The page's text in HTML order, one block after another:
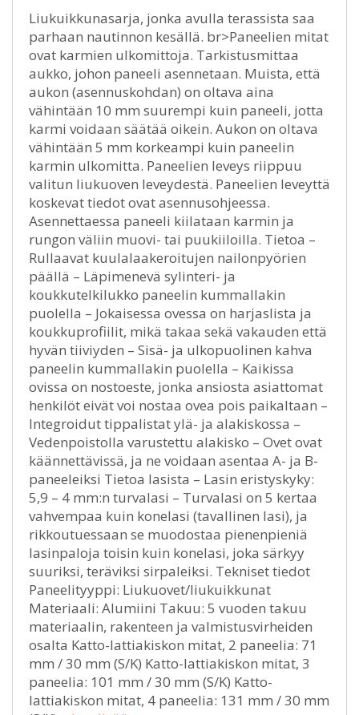
Liukuikkunasarja, jonka avulla terassista saa
parhaan nautinnon kesällä. br>Paneelien mitat
ovat karmien ulkomittoja. Tarkistusmittaa
aukko, johon paneeli asennetaan. Muista, että
aukon (asennuskohdan) on oltava aina
vähintään 10 mm suurempi kuin paneeli, jotta
karmi voidaan säätää oikein. Aukon on oltava
vähintään 5 mm korkeampi kuin paneelin
karmin ulkomitta. Paneelien leveys riippuu
valitun liukuoven leveydestä. Paneelien leveyttä
koskevat tiedot ovat asennusohjeessa.
Asennettaessa paneeli kiilataan karmin ja
rungon väliin muovi- tai puukiiloilla. Tietoa –
Rullaavat kuulalaakeroitujen nailonpyörien
päällä – Läpimenevä sylinteri- ja
koukkutelkilukko paneelin kummallakin
puolella – Jokaisessa ovessa on harjaslista ja
koukkuprofiilit, mikä takaa sekä vakauden että
hyvän tiiviyden – Sisä- ja ulkopuolinen kahva
paneelin kummallakin puolella – Kaikissa
ovissa on nostoeste, jonka ansiosta asiattomat
henkilöt eivät voi nostaa ovea pois paikaltaan –
Integroidut tippalistat ylä- ja alakiskossa –
Vedenpoistolla varustettu alakisko – Ovet ovat
käännettävissä, ja ne voidaan asentaa A- ja B-
paneeleiksi Tietoa lasista – Lasin eristyskyky:
5,9 – 4 mm:n turvalasi – Turvalasi on 5 kertaa
vahvempaa kuin konelasi (tavallinen lasi), ja
rikkoutuessaan se muodostaa pienenpieniä
lasinpaloja toisin kuin konelasi, joka särkyy
suuriksi, teräviksi sirpaleiksi. Tekniset tiedot
Paneelityyppi: Liukuovet/liukuikkunat
Materiaali: Alumiini Takuu: 5 vuoden takuu
materiaalin, rakenteen ja valmistusvirheiden
osalta Katto-lattiakiskon mitat, 2 paneelia: 71
mm / 30 mm (S/K) Katto-lattiakiskon mitat, 3
paneelia: 101 mm / 30 mm (S/K) Katto-
lattiakiskon mitat, 4 paneelia: 131 mm / 30 mm